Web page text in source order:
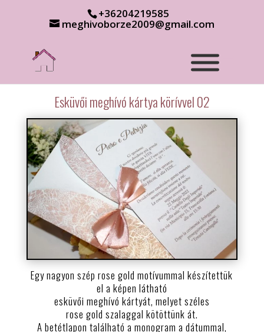
+36204219585
meghivoborze2009@gmail.com
Esküvői meghívó kártya körívvel 02
Egy nagyon szép rose gold motívummal készítettük
el a képen látható
esküvői meghívó kártyát, melyet széles
rose gold szalaggal kötöttünk át.
A betétlapon található a monogram a dátummal,